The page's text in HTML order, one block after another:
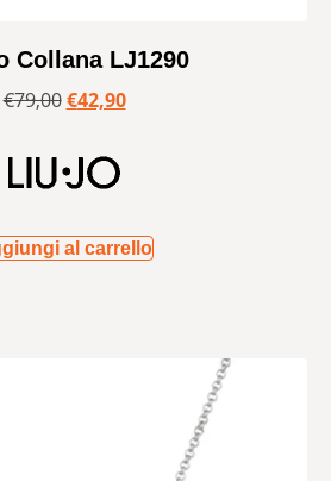
Collana LJ1290
€79,00 €42,90
al carrello